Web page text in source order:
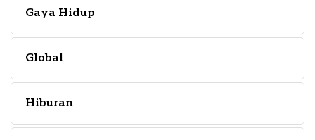
Gaya Hidup
Global
Hiburan